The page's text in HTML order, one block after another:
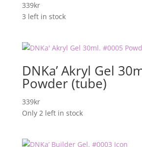
339kr
3 left in stock
DNKa’ Akryl Gel
Powder (tube)
339kr
Only 2 left in stock